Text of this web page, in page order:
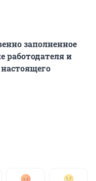
заполненное
работодателя и